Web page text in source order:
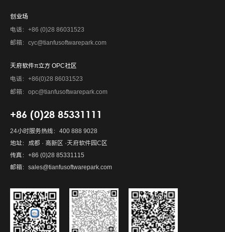
创业场
电话：+86 (0)28 86031523
邮箱：cyc@tianfusoftwarepark.com
天府软件π立方 OPC社区
电话：+86(0)28 86031523
邮箱：opc@tianfusoftwarepark.com
+86 (0)28 85331111
24小时服务热线：400 888 9028
地址：成都 · 高新区 ·天府软件园C区
传真：+86 (0)28 85331115
邮箱：sales@tianfusoftwarepark.com